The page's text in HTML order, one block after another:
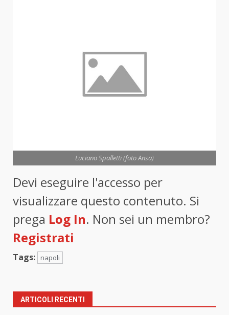
Luciano Spalletti (foto Ansa)
Devi eseguire l'accesso per
visualizzare questo contenuto. Si
prega Log In. Non sei un membro?
Registrati
Tags: napoli
ARTICOLI RECENTI